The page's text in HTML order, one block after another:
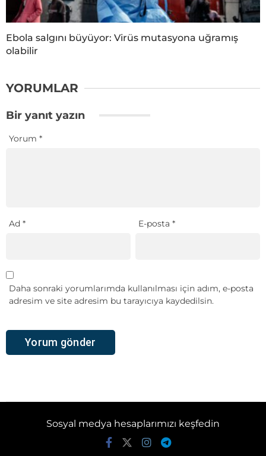
Ebola salgını büyüyor: Virüs mutasyona uğramış
olabilir
YORUMLAR
Bir yanıt yazın
Yorum *
Ad * E-posta*
Daha sonraki yorumlarımda kullanılması için adım, e-posta
adresim ve site adresim bu tarayıcıya kaydedilsin.
Sosyal medya hesaplarımızı keşfedin